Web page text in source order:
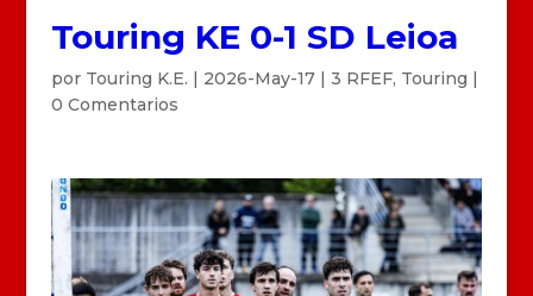
Touring KE 0-1 SD Leioa
por Touring K.E. | 2026-May-17| 3 RFEF, Touring |
0 Comentarios